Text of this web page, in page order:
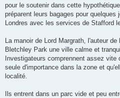
pour le soutenir dans cette
préparent leurs bagages pour
Londres avec les services de Stafford
La manoir de Lord Margrath, l'auteur
Bletchley Park une ville calme et
Investigateurs comprennent assez vite
seule d'importance dans la zone et
localité.
Ils entrent dans un parc vide et peu